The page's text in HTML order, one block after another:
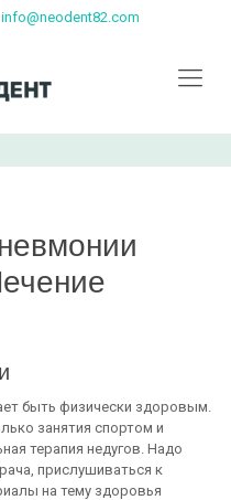
info@neodent82.com
быть физически здоровым.
занятия спортом и
терапия недугов. Надо
прислушиваться к
на тему здоровья